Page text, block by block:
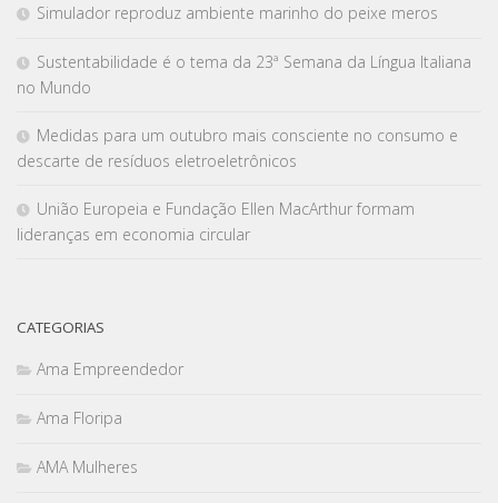
Simulador reproduz ambiente marinho do peixe meros
Sustentabilidade é o tema da 23ª Semana da Língua Italiana
no Mundo
Medidas para um outubro mais consciente no consumo e
descarte de resíduos eletroeletrônicos
União Europeia e Fundação Ellen MacArthur formam
lideranças em economia circular
CATEGORIAS
Ama Empreendedor
Ama Floripa
AMA Mulheres